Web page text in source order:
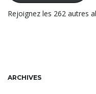
c
Rejoignez les 262 autres
ARCHIVES